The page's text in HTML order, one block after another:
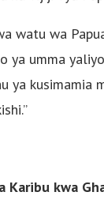
watu wa
ya umma
ya kusimamia
Karibu kwa